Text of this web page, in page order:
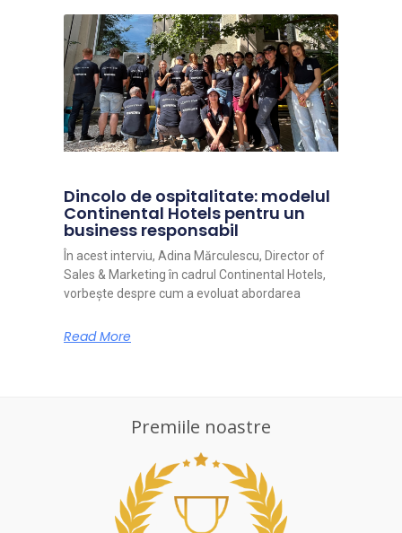
Dincolo de ospitalitate: modelul
Continental Hotels pentru un
business responsabil
În acest interviu, Adina Mărculescu, Director of
Sales & Marketing în cadrul Continental Hotels,
vorbește despre cum a evoluat abordarea
Read More
Premiile noastre